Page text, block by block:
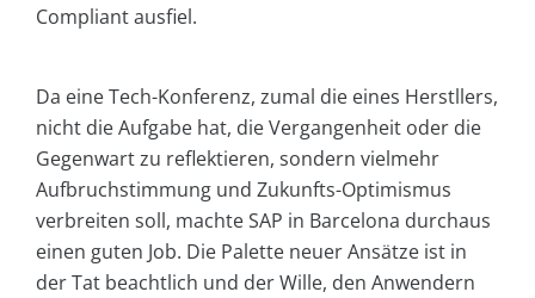
Compliant ausfiel.
Da eine Tech-Konferenz, zumal die eines Herstllers,
nicht die Aufgabe hat, die Vergangenheit oder die
Gegenwart zu reflektieren, sondern vielmehr
Aufbruchstimmung und Zukunfts-Optimismus
verbreiten soll, machte SAP in Barcelona durchaus
einen guten Job. Die Palette neuer Ansätze ist in
der Tat beachtlich und der Wille, den Anwendern